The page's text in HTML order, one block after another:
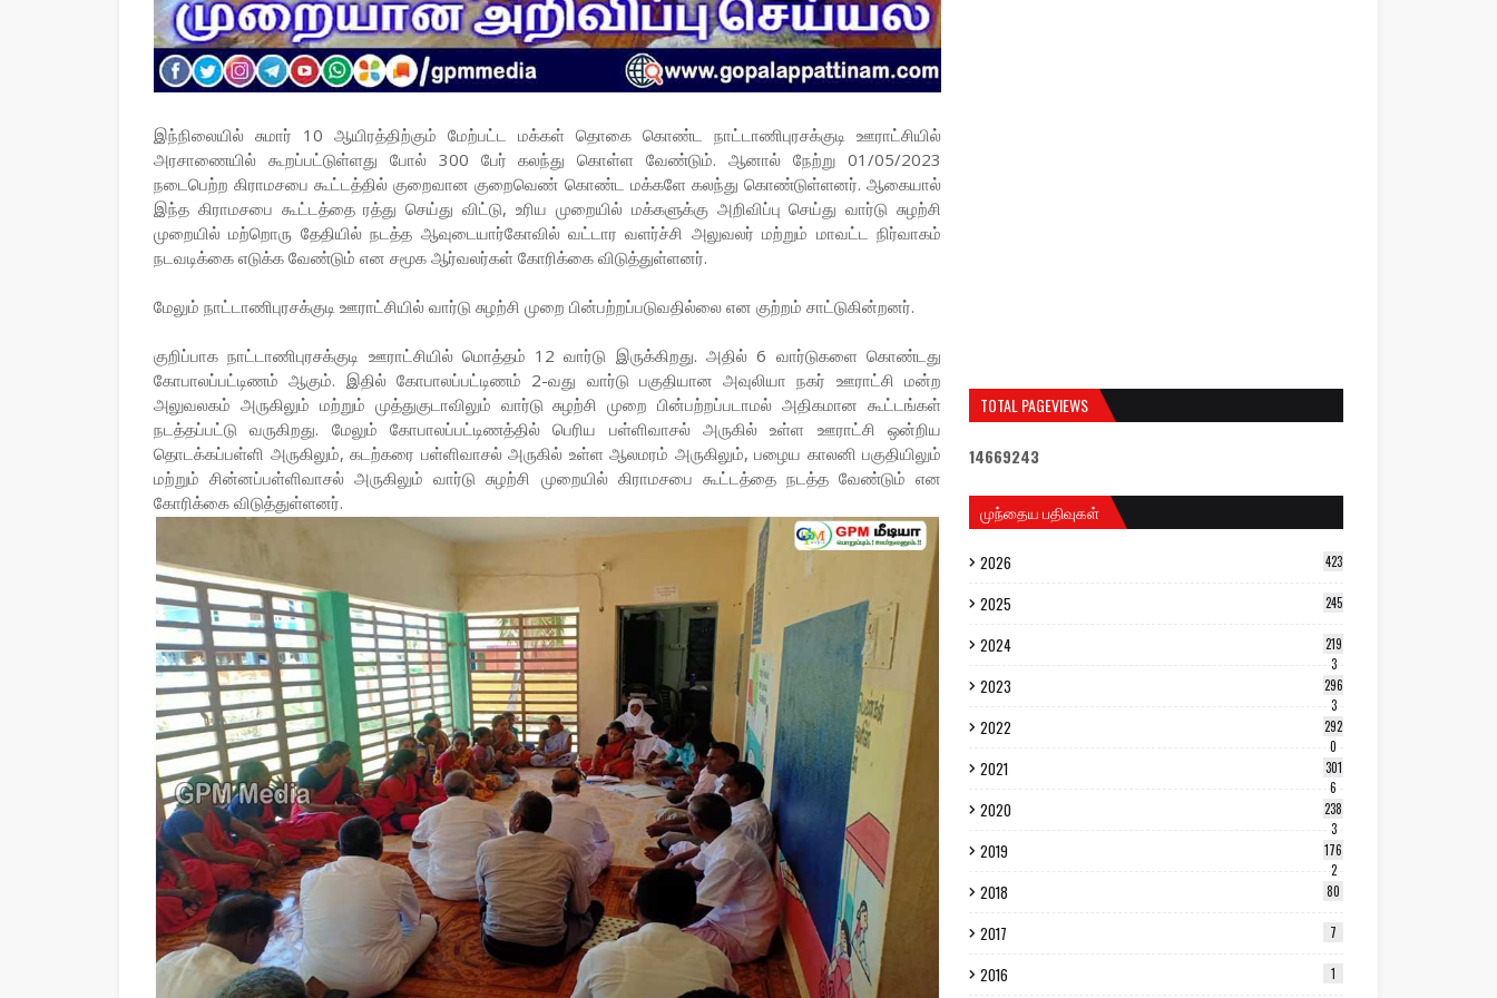
இந்நிலையில் சுமார் 10 ஆயிரத்திற்கும் மேற்பட்ட மக்கள் தொகை கொண்ட நாட்டாணிபுரசக்குடி ஊராட்சியில்
அரசாணையில் கூறப்பட்டுள்ளது போல் 300 பேர் கலந்து கொள்ள வேண்டும். ஆனால் நேற்று 01/05/2023
நடைபெற்ற கிராமசபை கூட்டத்தில் குறைவான குறைவெண் கொண்ட மக்களே கலந்து கொண்டுள்ளனர். ஆகையால்
இந்த கிராமசபை கூட்டத்தை ரத்து செய்து விட்டு, உரிய முறையில் மக்களுக்கு அறிவிப்பு செய்து வார்டு சுழற்சி
முறையில் மற்றொரு தேதியில் நடத்த ஆவுடையார்கோவில் வட்டார வளர்ச்சி அலுவலர் மற்றும் மாவட்ட நிர்வாகம்
நடவடிக்கை எடுக்க வேண்டும் என சமூக ஆர்வலர்கள் கோரிக்கை விடுத்துள்ளனர்.
மேலும் நாட்டாணிபுரசக்குடி ஊராட்சியில் வார்டு சுழற்சி முறை பின்பற்றப்படுவதில்லை என குற்றம் சாட்டுகின்றனர்.
குறிப்பாக நாட்டாணிபுரசக்குடி ஊராட்சியில் மொத்தம் 12 வார்டு இருக்கிறது. அதில் 6 வார்டுகளை கொண்டது
கோபாலப்பட்டிணம் ஆகும். இதில் கோபாலப்பட்டிணம் 2-வது வார்டு பகுதியான அவுலியா நகர் ஊராட்சி மன்ற
அலுவலகம் அருகிலும் மற்றும் முத்துகுடாவிலும் வார்டு சுழற்சி முறை பின்பற்றப்படாமல் அதிகமான கூட்டங்கள்
நடத்தப்பட்டு வருகிறது. மேலும் கோபாலப்பட்டிணத்தில் பெரிய பள்ளிவாசல் அருகில் உள்ள ஊராட்சி ஒன்றிய
தொடக்கப்பள்ளி அருகிலும், கடற்கரை பள்ளிவாசல் அருகில் உள்ள ஆலமரம் அருகிலும், பழைய காலனி பகுதியிலும்
மற்றும் சின்னப்பள்ளிவாசல் அருகிலும் வார்டு சுழற்சி முறையில் கிராமசபை கூட்டத்தை நடத்த வேண்டும் என
கோரிக்கை விடுத்துள்ளனர்.
TOTAL PAGEVIEWS
14669243
முந்தைய பதிவுகள்
2026 423
2025 245
2024
219
3
2023
296
3
2022
292
0
2021
301
6
2020
238
3
2019
176
2
2018 80
2017 7
2016 1